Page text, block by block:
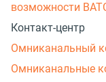
возможности
Контакт-центр
Омниканальный
Омниканальные